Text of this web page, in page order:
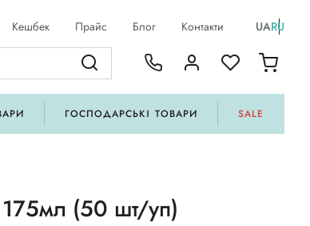
Кешбек Прайс Блог Контакти UARU
ГОСПОДАРСЬКІ ТОВАРИ SALE
(50 шт/уп)